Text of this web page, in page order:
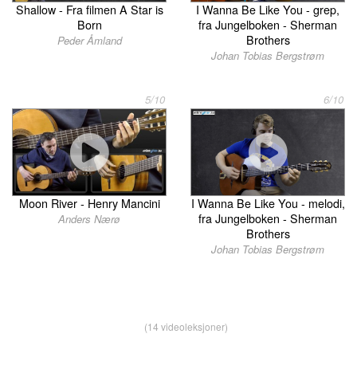
Shallow - Fra filmen A Star is
Born
Peder Åmland
I Wanna Be Like You - grep,
fra Jungelboken - Sherman
Brothers
Johan Tobias Bergstrøm
5/10
Moon River - Henry Mancini
Anders Nærø
6/10
I Wanna Be Like You - melodi,
fra Jungelboken - Sherman
Brothers
Johan Tobias Bergstrøm
(14 videoleksjoner)